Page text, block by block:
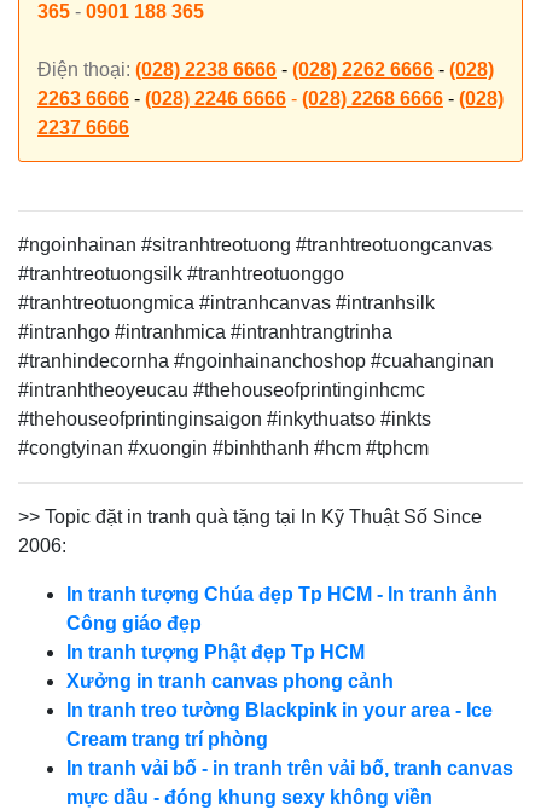
365 - 0901 188 365
Điện thoại: (028) 2238 6666 - (028) 2262 6666 - (028)
2263 6666 - (028) 2246 6666 - (028) 2268 6666 - (028)
2237 6666
#ngoinhainan #sitranhtreotuong #tranhtreotuongcanvas
#tranhtreotuongsilk #tranhtreotuonggo
#tranhtreotuongmica #intranhcanvas #intranhsilk
#intranhgo #intranhmica #intranhtrangtrinha
#tranhindecornha #ngoinhainanchoshop #cuahanginan
#intranhtheoyeucau #thehouseofprintinginhcmc
#thehouseofprintinginsaigon #inkythuatso #inkts
#congtyinan #xuongin #binhthanh #hcm #tphcm
>> Topic đặt in tranh quà tặng tại In Kỹ Thuật Số Since
2006:
In tranh tượng Chúa đẹp Tp HCM - In tranh ảnh
Công giáo đẹp
In tranh tượng Phật đẹp Tp HCM
Xưởng in tranh canvas phong cảnh
In tranh treo tường Blackpink in your area - Ice
Cream trang trí phòng
In tranh vải bố - in tranh trên vải bố, tranh canvas
mực dầu - đóng khung sexy không viền